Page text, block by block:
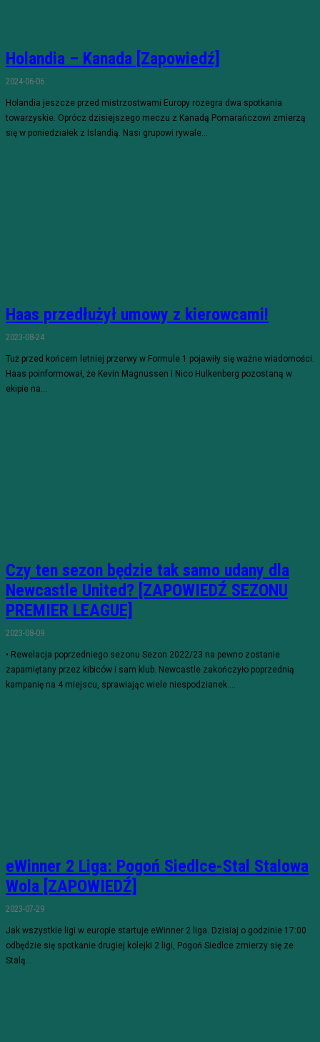
Holandia – Kanada [Zapowiedź]
2024-06-06
Holandia jeszcze przed mistrzostwami Europy rozegra dwa spotkania
towarzyskie. Oprócz dzisiejszego meczu z Kanadą Pomarańczowi zmierzą
się w poniedziałek z Islandią. Nasi grupowi rywale...
Haas przedłużył umowy z kierowcami!
2023-08-24
Tuż przed końcem letniej przerwy w Formule 1 pojawiły się ważne wiadomości.
Haas poinformował, że Kevin Magnussen i Nico Hulkenberg pozostaną w
ekipie na...
Czy ten sezon będzie tak samo udany dla
Newcastle United? [ZAPOWIEDŹ SEZONU
PREMIER LEAGUE]
2023-08-09
• Rewelacja poprzedniego sezonu Sezon 2022/23 na pewno zostanie
zapamiętany przez kibiców i sam klub. Newcastle zakończyło poprzednią
kampanię na 4 miejscu, sprawiając wiele niespodzianek....
eWinner 2 Liga: Pogoń Siedlce-Stal Stalowa
Wola [ZAPOWIEDŹ]
2023-07-29
Jak wszystkie ligi w europie startuje eWinner 2 liga. Dzisiaj o godzinie 17:00
odbędzie się spotkanie drugiej kolejki 2 ligi, Pogoń Siedlce zmierzy się ze
Stalą...